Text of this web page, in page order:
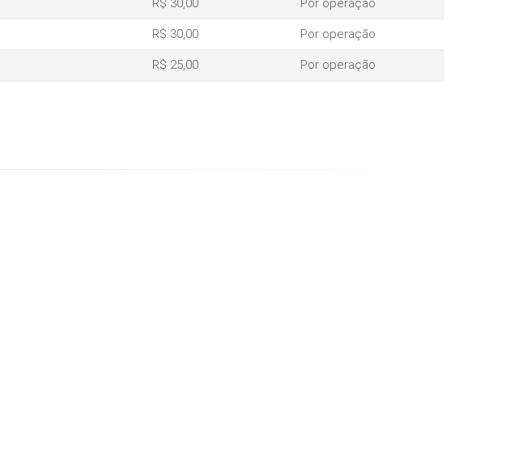
R$ 30,00 Por operação
R$ 30,00 Por operação
R$ 25,00 Por operação